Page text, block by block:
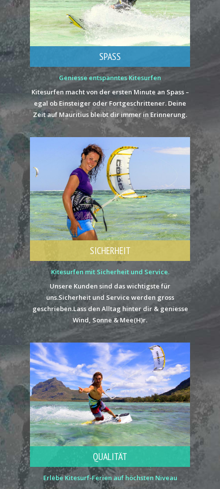
SPASS
Geniesse entspanntes Kitesurfen
Kitesurfen macht von der ersten Minute an Spass –
egal ob Einsteiger oder Fortgeschrittener. Deine
Zeit auf Mauritius bleibt dir immer in Erinnerung.
SICHERHEIT
Kitesurfen mit Sicherheit und Service.
Unsere Kunden sind das wichtigste für
uns.Sicherheit und Service werden gross
geschrieben.Lass den Alltag hinter dir & geniesse
Wind, Sonne & Mee(H)r.
QUALITÄT
Erlebe Kitesurf-Ferien auf höchsten Niveau